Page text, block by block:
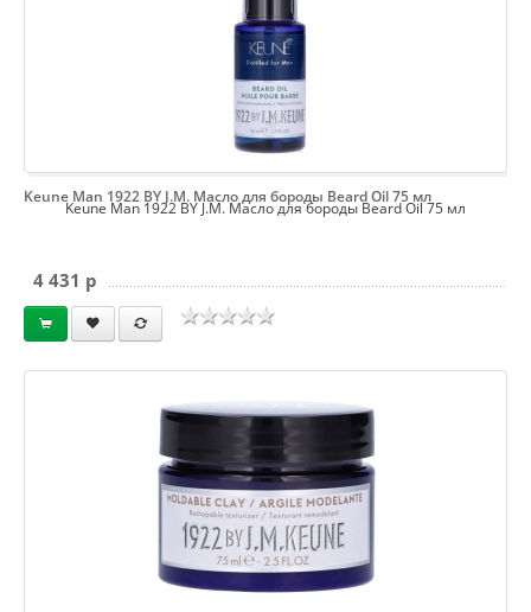
Keune Man 1922 BY J.M. Масло для бороды Beard Oil 75 мл
Keune Man 1922 BY J.M. Масло для бороды Beard Oil 75 мл
4 431 p